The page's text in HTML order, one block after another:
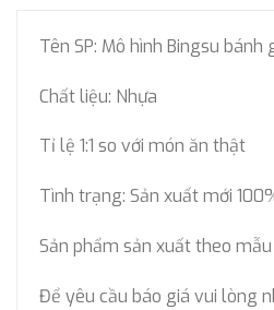
Tên SP: Mô hình Bingsu bánh
Chất liệu: Nhựa
Tỉ lệ 1:1 so với món ăn thật
Tình trạng: Sản xuất mới
Sản phẩm sản xuất theo
Để yêu cầu báo giá vui lòng